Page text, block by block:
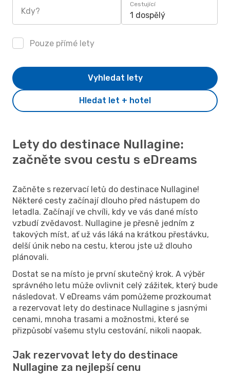
Kdy?
Cestující
1 dospělý
Pouze přímé lety
Hledat let + hotel
Vyhledat lety
Lety do destinace Nullagine:
začněte svou cestu s eDreams
Začněte s rezervací letů do destinace Nullagine!
Některé cesty začínají dlouho před nástupem do
letadla. Začínají ve chvíli, kdy ve vás dané místo
vzbudí zvědavost. Nullagine je přesně jedním z
takových míst, ať už vás láká na krátkou přestávku,
delší únik nebo na cestu, kterou jste už dlouho
plánovali.
Dostat se na místo je první skutečný krok. A výběr
správného letu může ovlivnit celý zážitek, který bude
následovat. V eDreams vám pomůžeme prozkoumat
a rezervovat lety do destinace Nullagine s jasnými
cenami, mnoha trasami a možnostmi, které se
přizpůsobí vašemu stylu cestování, nikoli naopak.
Jak rezervovat lety do destinace
Nullagine za nejlepší cenu